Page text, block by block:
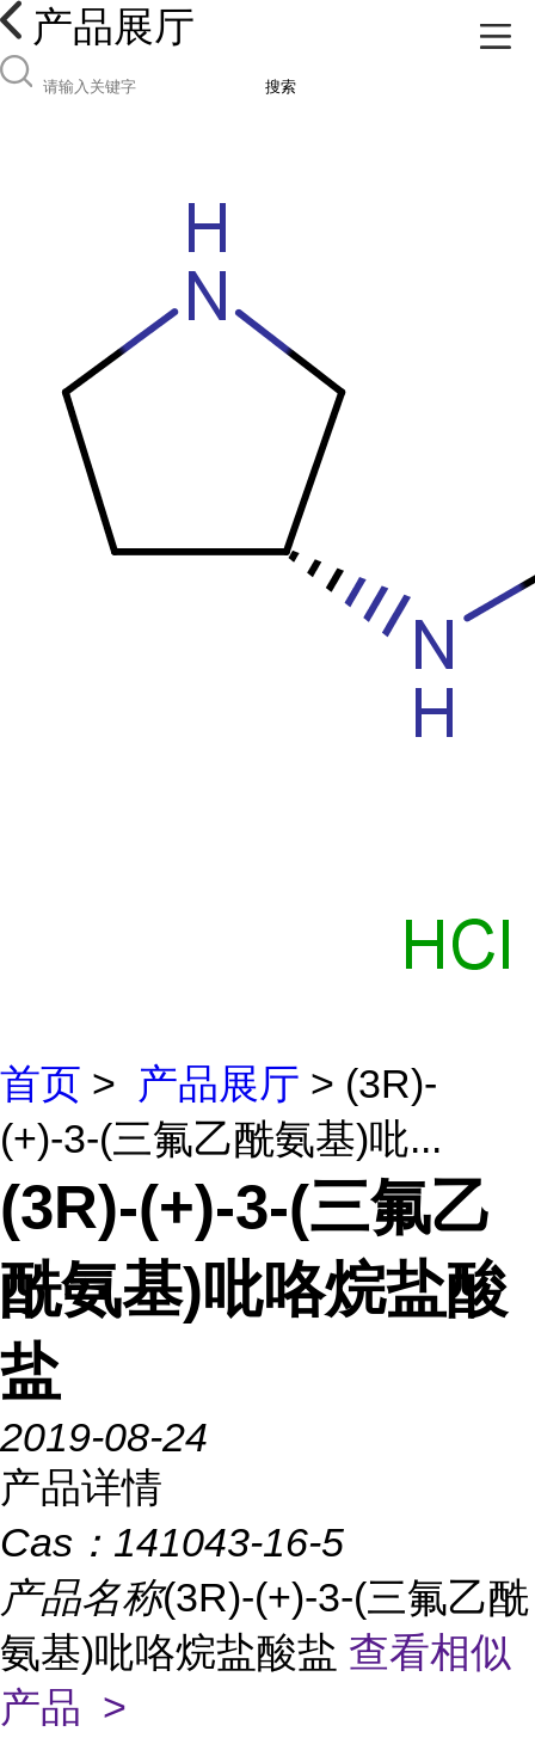
产品展厅
搜索
首页 > 产品展厅 > (3R)-
(+)-3-(三氟乙酰氨基)吡...
(3R)-(+)-3-(三氟乙
酰氨基)吡咯烷盐酸
盐
2019-08-24
产品详情
Cas： 141043-16-5
产品名称(3R)-(+)-3-(三氟乙酰
氨基)吡咯烷盐酸盐 查看相似
产品 >